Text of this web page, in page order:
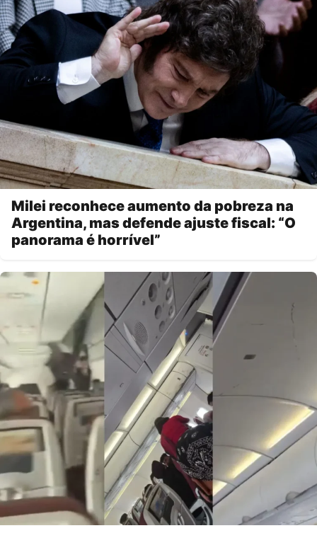
Milei reconhece aumento da pobreza na
Argentina, mas defende ajuste fiscal: “O
panorama é horrível”